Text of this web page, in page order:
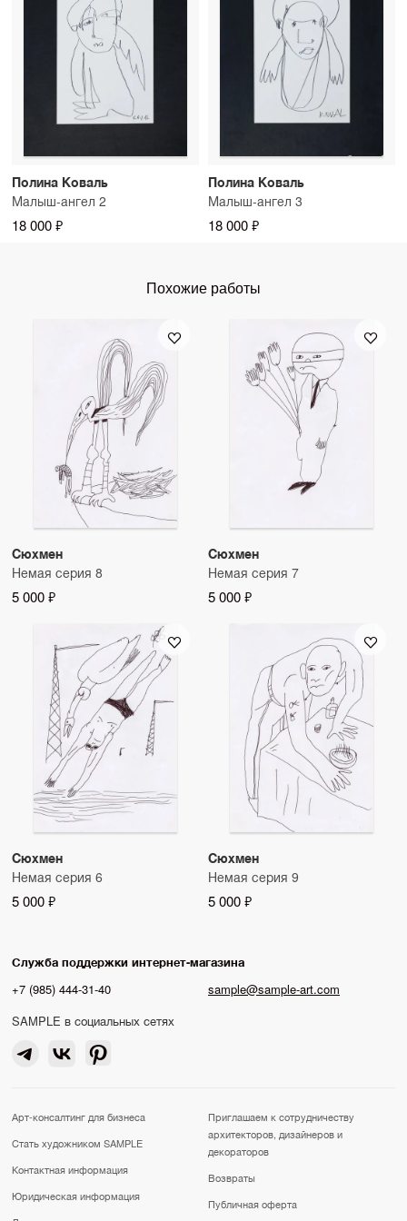
Полина Коваль
Малыш-ангел 2
18 000 ₽
Полина Коваль
Малыш-ангел 3
18 000 ₽
Похожие работы
Сюхмен
Немая серия 8
5 000 ₽
Сюхмен
Немая серия 7
5 000 ₽
Сюхмен
Немая серия 6
5 000 ₽
Сюхмен
Немая серия 9
5 000 ₽
Служба поддержки интернет-магазина
+7 (985) 444-31-40
sample@sample-art.com
SAMPLE в социальных сетях
Арт-консалтинг для бизнеса
Стать художником SAMPLE
Контактная информация
Юридическая информация
Приглашаем к сотрудничеству
архитекторов, дизайнеров и
декораторов
Возвраты
Публичная оферта